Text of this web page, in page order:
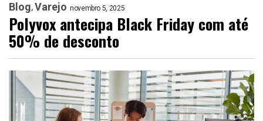
Blog Varejo novembro 5, 2025
Polyvox antecipa Black Friday com até
50% de desconto